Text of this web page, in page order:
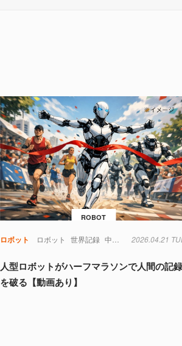
ROBOT
ロボット ロボット 世界記録 中国 衛星
2026.04.21
人型ロボットがハーフマラソンで人間の記
を破る【動画あり】